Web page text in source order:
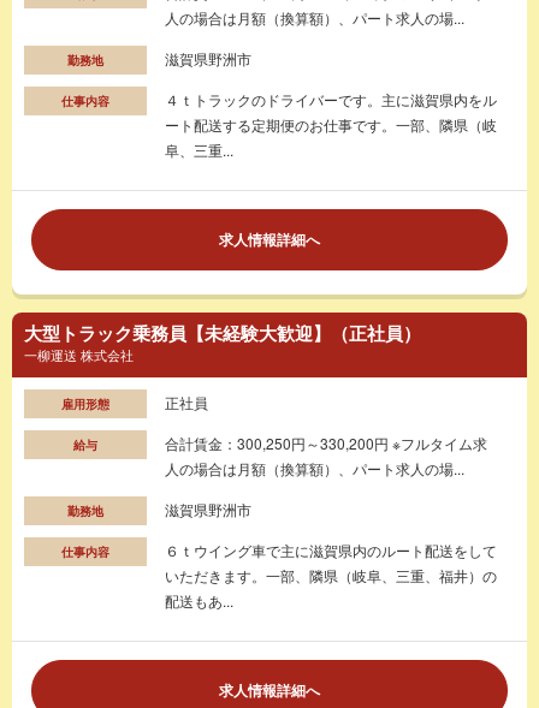
人の場合は月額（換算額）、パート求人の場...
勤務地 滋賀県野洲市
仕事内容
４ｔトラックのドライバーです。主に滋賀県内をル
ート配送する定期便のお仕事です。一部、隣県（岐
阜、三重...
求人情報詳細へ
大型トラック乗務員【未経験大歓迎】（正社員）
一柳運送 株式会社
雇用形態 正社員
給与
合計賃金：300,250円～330,200円 ※フルタイム求
人の場合は月額（換算額）、パート求人の場...
勤務地 滋賀県野洲市
仕事内容
６ｔウイング車で主に滋賀県内のルート配送をして
いただきます。一部、隣県（岐阜、三重、福井）の
配送もあ...
求人情報詳細へ